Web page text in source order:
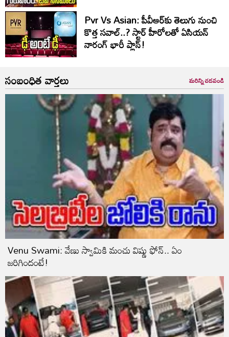
Pvr Vs Asian: పీవీఆర్‌కు తెలుగు నుంచి
కొత్త సవాల్..? స్టార్ హీరోలతో ఏసియన్
నారంగ్ భారీ ప్లాన్!
సంబంధిత వార్తలు మరిన్ని చదవండి
Venu Swami: వేణు స్వామికి మంచు విష్ణు ఫోన్.. ఏం
జరిగిందంటే!